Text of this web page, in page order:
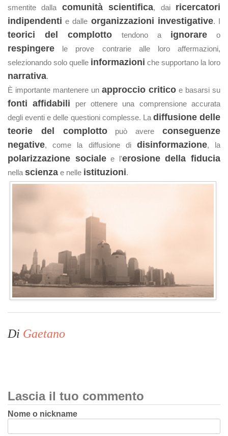
smentite dalla comunità scientifica, dai ricercatori
indipendenti e dalle organizzazioni investigative. I
teorici del complotto tendono a ignorareo
respingere le prove contrarie alle loro affermazioni,
selezionando solo quelle informazioni che supportano la loro
narrativa.
È importante mantenere un approccio critico e basarsi su
fonti affidabili per ottenere una comprensione accurata
degli eventi e delle questioni complesse. La diffusione delle
teorie del complottopuò avereconseguenze
negative, come la diffusione di disinformazione, la
polarizzazione socialee l'erosione della fiducia
nella scienza e nelle istituzioni.
Di Gaetano
Lascia il tuo commento
Nome o nickname